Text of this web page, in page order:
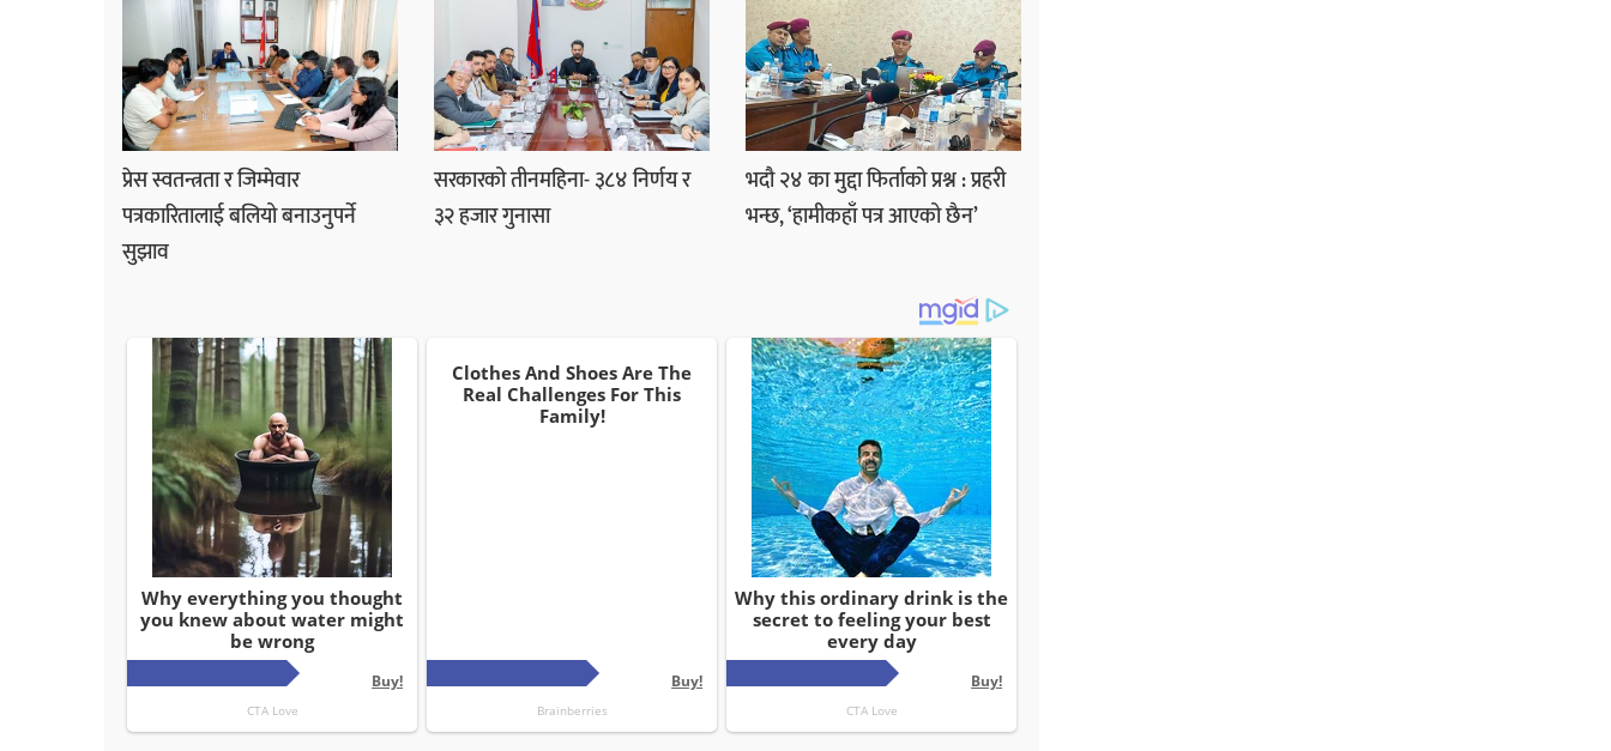
प्रेस स्वतन्त्रता र जिम्मेवार
पत्रकारितालाई बलियो बनाउनुपर्ने
सुझाव
सरकारको तीनमहिना- ३८४ निर्णय र
३२ हजार गुनासा
भदौ २४ का मुद्दा फिर्ताको प्रश्न : प्रहरी
भन्छ, ‘हामीकहाँ पत्र आएको छैन’